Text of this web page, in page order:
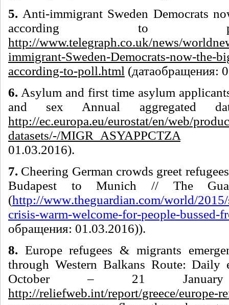
5. Anti-immigrant Sweden Democrats
according
http://www.telegraph.co.uk/news/
immigrant-Sweden-Democrats-now-the-
according-to-poll.html (датаобращения:
6. Asylum and first time asylum
and sex Annual aggregated
http://ec.europa.eu/eurostat/en/web/
datasets/-/MIGR_ASYAPPCTZA
01.03.2016).
7. Cheering German crowds greet
Budapest to Munich // The
(http://www.theguardian.com/world/2015/
crisis-warm-welcome-for-people-bussed-
обращения: 01.03.2016)).
8. Europe refugees & migrants
through Western Balkans Route: Daily
October – 21
http://reliefweb.int/report/greece/europe-